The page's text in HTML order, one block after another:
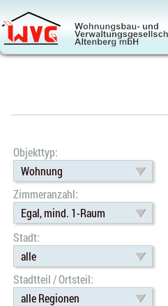
Objekttyp:
Wohnung
Zimmeranzahl:
Egal, mind. 1-Raum
Stadt:
alle
Stadtteil / Ortsteil:
alle Regionen